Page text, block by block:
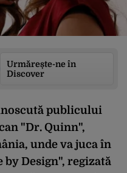
Urmărește-ne în
Discover
publicului
"Dr. Quinn",
unde va juca în
Design", regizată